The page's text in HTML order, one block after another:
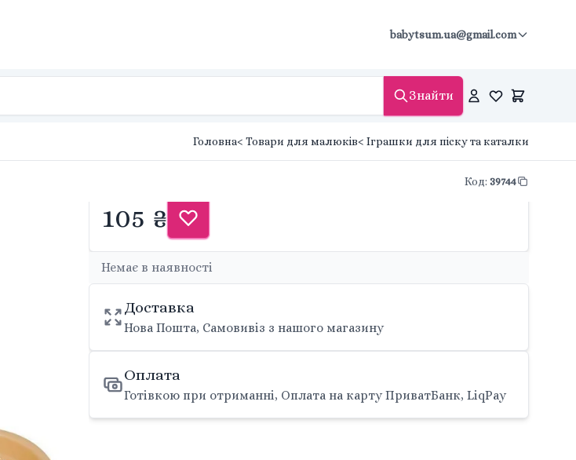
babytsum.ua@gmail.com
Знайти
Головна< Товари для малюків< Іграшки для піску та каталки
Код: 39744
105 ₴
Немає в наявності
Доставка
Нова Пошта, Самовивіз з нашого магазину
Оплата
Готівкою при отриманні, Оплата на карту ПриватБанк, LiqPay